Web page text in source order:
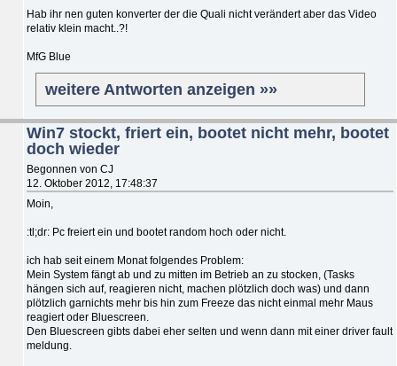
Hab ihr nen guten konverter der die Quali nicht verändert aber das Video
relativ klein macht..?!
MfG Blue
weitere Antworten anzeigen »»
Win7 stockt, friert ein, bootet nicht mehr, bootet
doch wieder
Begonnen von CJ
12. Oktober 2012, 17:48:37
Moin,
:tl;dr: Pc freiert ein und bootet random hoch oder nicht.
ich hab seit einem Monat folgendes Problem:
Mein System fängt ab und zu mitten im Betrieb an zu stocken, (Tasks
hängen sich auf, reagieren nicht, machen plötzlich doch was) und dann
plötzlich garnichts mehr bis hin zum Freeze das nicht einmal mehr Maus
reagiert oder Bluescreen.
Den Bluescreen gibts dabei eher selten und wenn dann mit einer driver fault
meldung.